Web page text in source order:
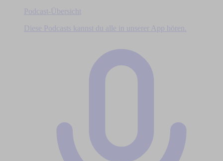
Podcast-Übersicht
Diese Podcasts kannst du alle in unserer App hören.